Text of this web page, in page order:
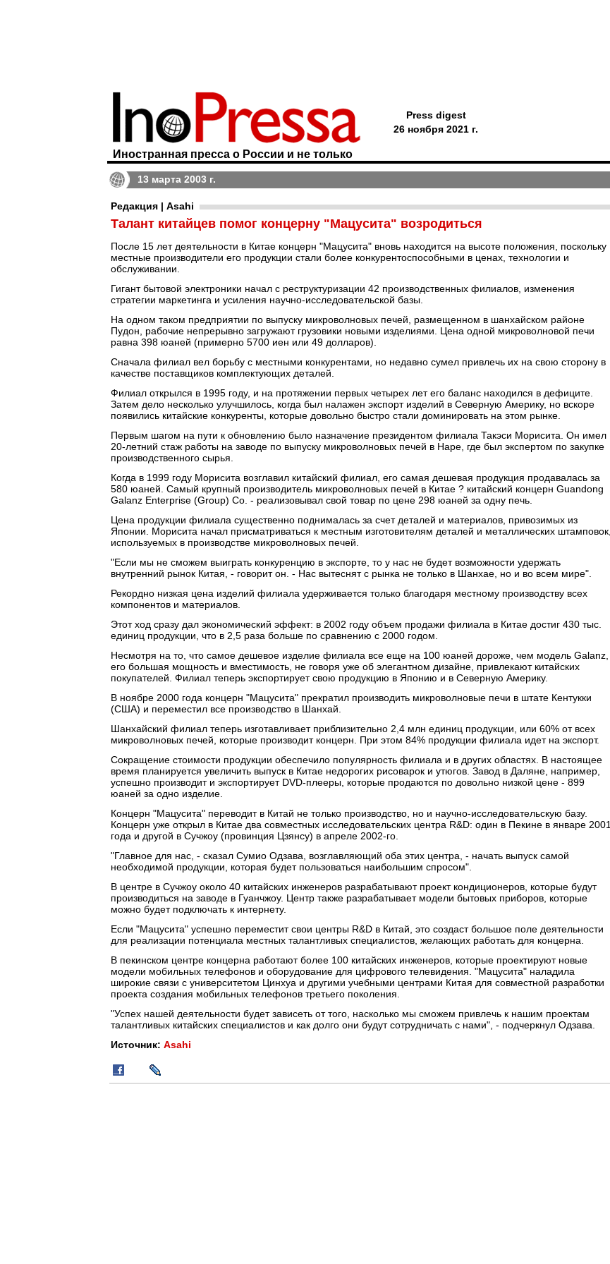
Иностранная пресса о России и не только
Press digest
26 ноября 2021 г.
13 марта 2003 г.
Редакция | Asahi
Талант китайцев помог концерну "Мацусита" возродиться
После 15 лет деятельности в Китае концерн "Мацусита" вновь находится на высоте положения, поскольку
местные производители его продукции стали более конкурентоспособными в ценах, технологии и
обслуживании.
Гигант бытовой электроники начал с реструктуризации 42 производственных филиалов, изменения
стратегии маркетинга и усиления научно-исследовательской базы.
На одном таком предприятии по выпуску микроволновых печей, размещенном в шанхайском районе
Пудон, рабочие непрерывно загружают грузовики новыми изделиями. Цена одной микроволновой печи
равна 398 юаней (примерно 5700 иен или 49 долларов).
Сначала филиал вел борьбу с местными конкурентами, но недавно сумел привлечь их на свою сторону в
качестве поставщиков комплектующих деталей.
Филиал открылся в 1995 году, и на протяжении первых четырех лет его баланс находился в дефиците.
Затем дело несколько улучшилось, когда был налажен экспорт изделий в Северную Америку, но вскоре
появились китайские конкуренты, которые довольно быстро стали доминировать на этом рынке.
Первым шагом на пути к обновлению было назначение президентом филиала Такэси Морисита. Он имел
20-летний стаж работы на заводе по выпуску микроволновых печей в Наре, где был экспертом по закупке
производственного сырья.
Когда в 1999 году Морисита возглавил китайский филиал, его самая дешевая продукция продавалась за
580 юаней. Самый крупный производитель микроволновых печей в Китае ? китайский концерн Guandong
Galanz Enterprise (Group) Co. - реализовывал свой товар по цене 298 юаней за одну печь.
Цена продукции филиала существенно поднималась за счет деталей и материалов, привозимых из
Японии. Морисита начал присматриваться к местным изготовителям деталей и металлических штамповок,
используемых в производстве микроволновых печей.
"Если мы не сможем выиграть конкуренцию в экспорте, то у нас не будет возможности удержать
внутренний рынок Китая, - говорит он. - Нас вытеснят с рынка не только в Шанхае, но и во всем мире".
Рекордно низкая цена изделий филиала удерживается только благодаря местному производству всех
компонентов и материалов.
Этот ход сразу дал экономический эффект: в 2002 году объем продажи филиала в Китае достиг 430 тыс.
единиц продукции, что в 2,5 раза больше по сравнению с 2000 годом.
Несмотря на то, что самое дешевое изделие филиала все еще на 100 юаней дороже, чем модель Galanz,
его большая мощность и вместимость, не говоря уже об элегантном дизайне, привлекают китайских
покупателей. Филиал теперь экспортирует свою продукцию в Японию и в Северную Америку.
В ноябре 2000 года концерн "Мацусита" прекратил производить микроволновые печи в штате Кентукки
(США) и переместил все производство в Шанхай.
Шанхайский филиал теперь изготавливает приблизительно 2,4 млн единиц продукции, или 60% от всех
микроволновых печей, которые производит концерн. При этом 84% продукции филиала идет на экспорт.
Сокращение стоимости продукции обеспечило популярность филиала и в других областях. В настоящее
время планируется увеличить выпуск в Китае недорогих рисоварок и утюгов. Завод в Даляне, например,
успешно производит и экспортирует DVD-плееры, которые продаются по довольно низкой цене - 899
юаней за одно изделие.
Концерн "Мацусита" переводит в Китай не только производство, но и научно-исследовательскую базу.
Концерн уже открыл в Китае два совместных исследовательских центра R&D: один в Пекине в январе 2001
года и другой в Сучжоу (провинция Цзянсу) в апреле 2002-го.
"Главное для нас, - сказал Сумио Одзава, возглавляющий оба этих центра, - начать выпуск самой
необходимой продукции, которая будет пользоваться наибольшим спросом".
В центре в Сучжоу около 40 китайских инженеров разрабатывают проект кондиционеров, которые будут
производиться на заводе в Гуанчжоу. Центр также разрабатывает модели бытовых приборов, которые
можно будет подключать к интернету.
Если "Мацусита" успешно переместит свои центры R&D в Китай, это создаст большое поле деятельности
для реализации потенциала местных талантливых специалистов, желающих работать для концерна.
В пекинском центре концерна работают более 100 китайских инженеров, которые проектируют новые
модели мобильных телефонов и оборудование для цифрового телевидения. "Мацусита" наладила
широкие связи с университетом Цинхуа и другими учебными центрами Китая для совместной разработки
проекта создания мобильных телефонов третьего поколения.
"Успех нашей деятельности будет зависеть от того, насколько мы сможем привлечь к нашим проектам
талантливых китайских специалистов и как долго они будут сотрудничать с нами", - подчеркнул Одзава.
Источник: Asahi